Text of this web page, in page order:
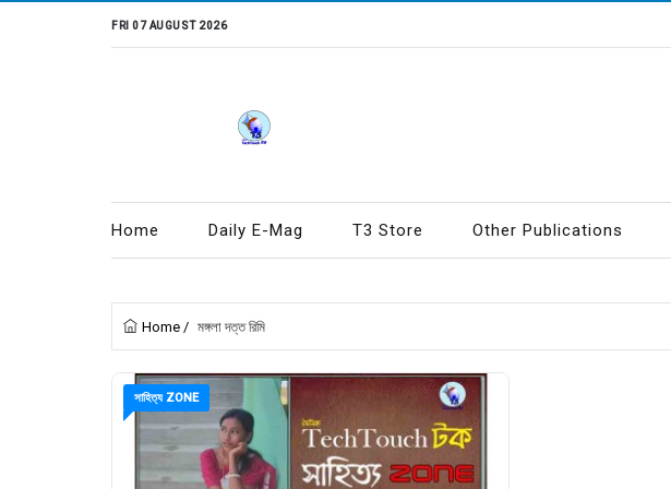
FRI 07 AUGUST 2026
Home Daily E-Mag T3 Store Other Publications
Home / মঙ্গলা দত্ত রিমি
সাহিত্য ZONE